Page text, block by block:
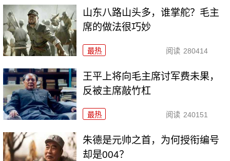
山东八路山头多，谁掌舵？毛主
席的做法很巧妙
最热 阅读 280414
王平上将向毛主席讨军费未果，
反被主席敲竹杠
最热 阅读 240151
朱德是元帅之首，为何授衔编号
却是004？